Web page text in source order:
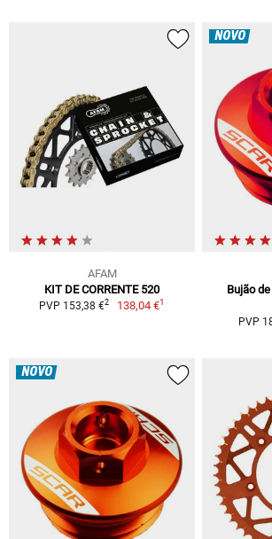
AFAM
KIT DE CORRENTE 520
PVP 153,38 €2 138,04 €1
NOVO
Bujão
PVP
NOVO